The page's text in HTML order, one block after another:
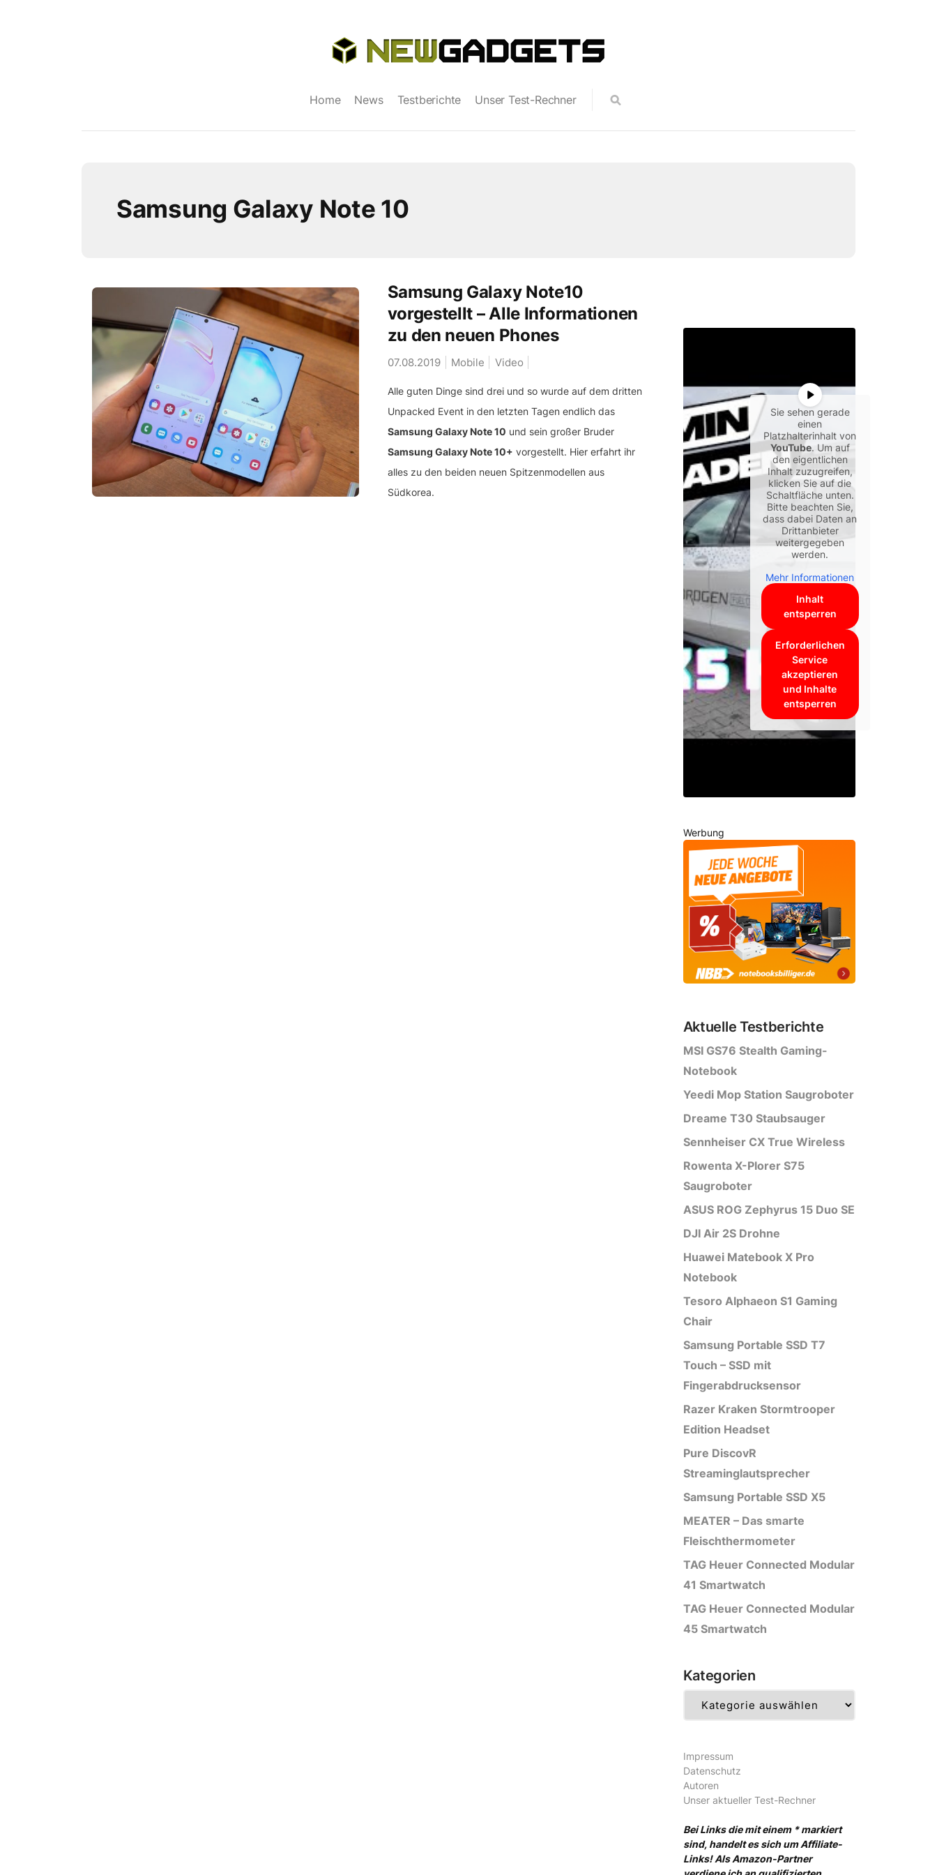
Home News Testberichte Unser Test-Rechner
Samsung Galaxy Note 10
Samsung Galaxy Note10
vorgestellt – Alle Informationen
zu den neuen Phones
07.08.2019 Mobile Video
Alle guten Dinge sind drei und so wurde auf dem dritten
Unpacked Event in den letzten Tagen endlich das
Samsung Galaxy Note 10 und sein großer Bruder
Samsung Galaxy Note 10+ vorgestellt. Hier erfahrt ihr
alles zu den beiden neuen Spitzenmodellen aus
Südkorea.
Sie sehen gerade
einen
Platzhalterinhalt von
YouTube. Um auf
den eigentlichen
Inhalt zuzugreifen,
klicken Sie auf die
Schaltfläche unten.
Bitte beachten Sie,
dass dabei Daten an
Drittanbieter
weitergegeben
werden.
Mehr Informationen
Inhalt
entsperren
Erforderlichen
Service
akzeptieren
und Inhalte
entsperren
Werbung
Aktuelle Testberichte
MSI GS76 Stealth Gaming-
Notebook
Yeedi Mop Station Saugroboter
Dreame T30 Staubsauger
Sennheiser CX True Wireless
Rowenta X-Plorer S75
Saugroboter
ASUS ROG Zephyrus 15 Duo SE
DJI Air 2S Drohne
Huawei Matebook X Pro
Notebook
Tesoro Alphaeon S1 Gaming
Chair
Samsung Portable SSD T7
Touch – SSD mit
Fingerabdrucksensor
Razer Kraken Stormtrooper
Edition Headset
Pure DiscovR
Streaminglautsprecher
Samsung Portable SSD X5
MEATER – Das smarte
Fleischthermometer
TAG Heuer Connected Modular
41 Smartwatch
TAG Heuer Connected Modular
45 Smartwatch
Kategorien
Impressum
Datenschutz
Autoren
Unser aktueller Test-Rechner
Bei Links die mit einem * markiert
sind, handelt es sich um Affiliate-
Links! Als Amazon-Partner